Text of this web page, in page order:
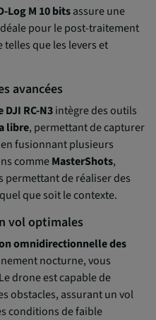
Log M 10 bitsassure une
pour le post-traitement
telles que les levers et
avancées
RC-N3intègre des outils
libre, permettant de capturer
fusionnant plusieurs
commeMasterShots,
permettant de réaliser des
que soit le contexte.
vol optimales
omnidirectionnelle des
nocturne, vous
drone est capable de
obstacles, assurant un vol
conditions de faible